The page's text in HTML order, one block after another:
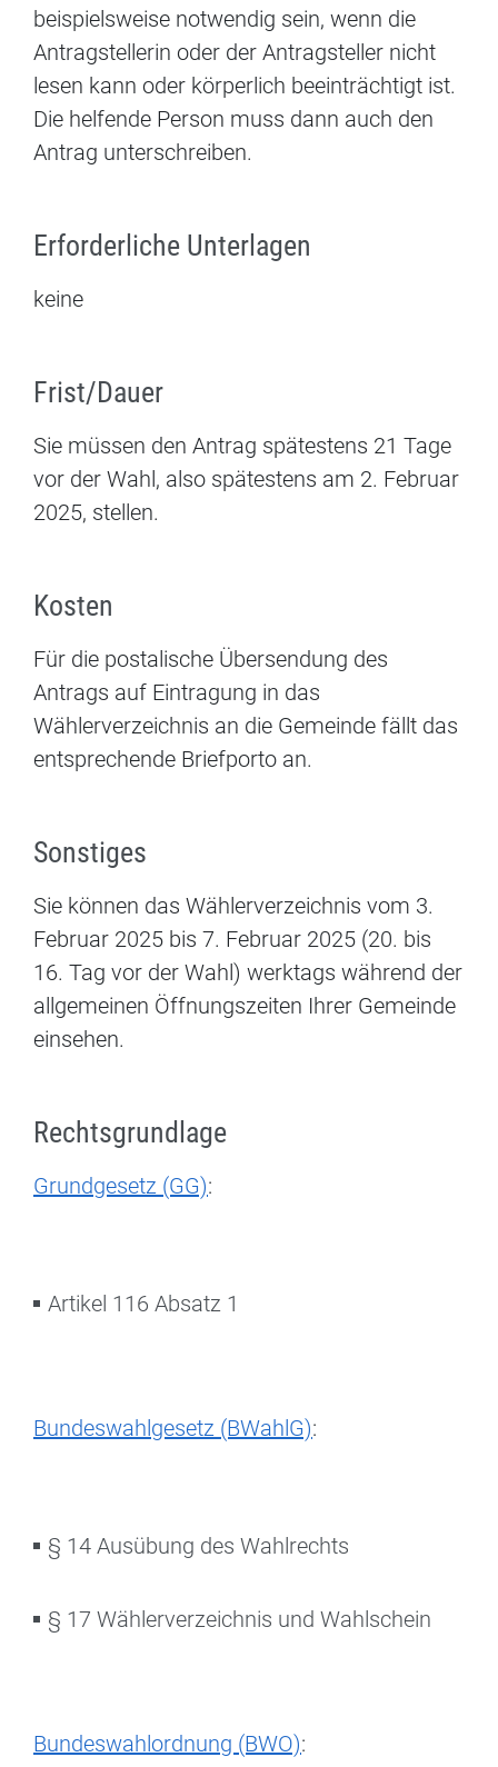
beispielsweise notwendig sein, wenn die
Antragstellerin oder der Antragsteller nicht
lesen kann oder körperlich beeinträchtigt ist.
Die helfende Person muss dann auch den
Antrag unterschreiben.
Erforderliche Unterlagen
keine
Frist/Dauer
Sie müssen den Antrag spätestens 21 Tage
vor der Wahl, also spätestens am 2. Februar
2025, stellen.
Kosten
Für die postalische Übersendung des
Antrags auf Eintragung in das
Wählerverzeichnis an die Gemeinde fällt das
entsprechende Briefporto an.
Sonstiges
Sie können das Wählerverzeichnis vom 3.
Februar 2025 bis 7. Februar 2025 (20. bis
16. Tag vor der Wahl) werktags während der
allgemeinen Öffnungszeiten Ihrer Gemeinde
einsehen.
Rechtsgrundlage
Grundgesetz (GG):
Artikel 116 Absatz 1
Bundeswahlgesetz (BWahlG):
§ 14 Ausübung des Wahlrechts
§ 17 Wählerverzeichnis und Wahlschein
Bundeswahlordnung (BWO):